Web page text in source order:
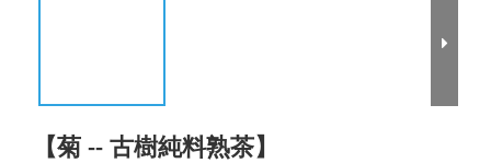
【菊 -- 古樹純料熟茶】